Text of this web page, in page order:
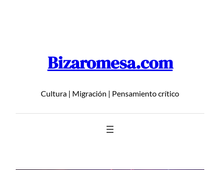
Bizaromesa.com
Cultura | Migración | Pensamiento crítico